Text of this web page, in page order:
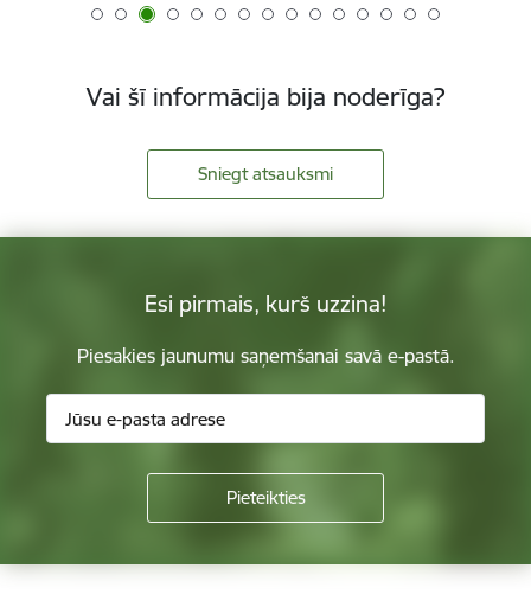
Vai šī informācija bija noderīga?
Sniegt atsauksmi
Esi pirmais, kurš uzzina!
Piesakies jaunumu saņemšanai savā e-pastā.
Kājene